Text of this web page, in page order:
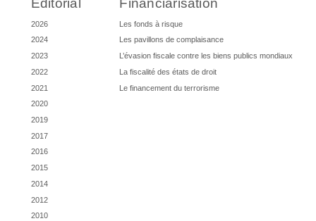
Éditorial
2026
2024
2023
2022
2021
2020
2019
2017
2016
2015
2014
2012
2010
Financiarisation
Les fonds à risque
Les pavillons de complaisance
L’évasion fiscale contre les biens publics mondiaux
La fiscalité des états de droit
Le financement du terrorisme